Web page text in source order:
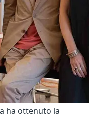
ha ottenuto la